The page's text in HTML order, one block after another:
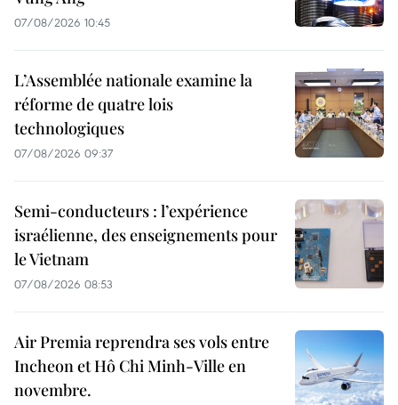
07/08/2026 10:45
L’Assemblée nationale examine la
réforme de quatre lois
technologiques
07/08/2026 09:37
Semi-conducteurs : l’expérience
israélienne, des enseignements pour
le Vietnam
07/08/2026 08:53
Air Premia reprendra ses vols entre
Incheon et Hô Chi Minh-Ville en
novembre.